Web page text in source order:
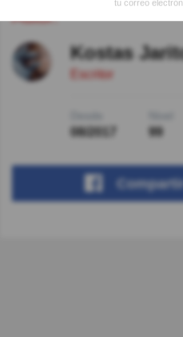
Autor:
Kostas
Escritor
08/2017 99
Compartir
tu correo